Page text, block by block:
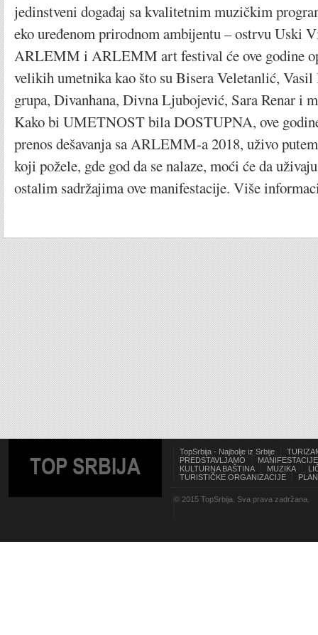
jedinstveni događaj sa kvalitetnim muzičkim
eko uređenom prirodnom ambijentu – ostrvu Uski
ARLEMM i ARLEMM art festival će ove godine
velikih umetnika kao što su Bisera Veletanlić,
grupa, Divanhana, Divna Ljubojević, Sara Renar i
Kako bi UMETNOST bila DOSTUPNA, ove
prenos dešavanja sa ARLEMM-a 2018, uživo
koji požele, gde god da se nalaze, moći će da
ostalim sadržajima ove manifestacije. Više
TOP SRBIJA
TopSrbija - Najbolje iz Srbije
PREDSTAVLJAMO
MANIFESTACIJE
KULTURNA BAŠTINA
MUZIKA
TURISTIČKE ORGANIZACIJE
© 2015 TopSrbija. Sva prava zadržana.